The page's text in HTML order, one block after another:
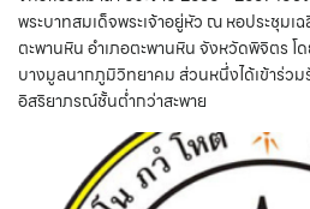
พระบาทสมเด็จพระเจ้าอยู่หัว ณ หอประชุมเฉ
ตะพานหิน อำเภอตะพานหิน จังหวัดพิจิตร โ
บางมูลนากภูมิวิทยาคม ส่วนหนึ่งได้เข้าร่วม
อิสริยาภรณ์ชั้นต่ำกว่าสะพาย